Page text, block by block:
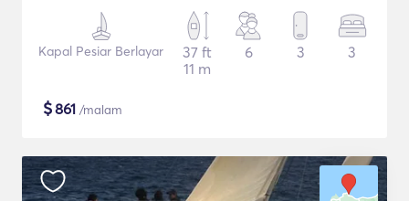
Kapal Pesiar Berlayar
37 ft
11 m
6 3 3
$861 /malam